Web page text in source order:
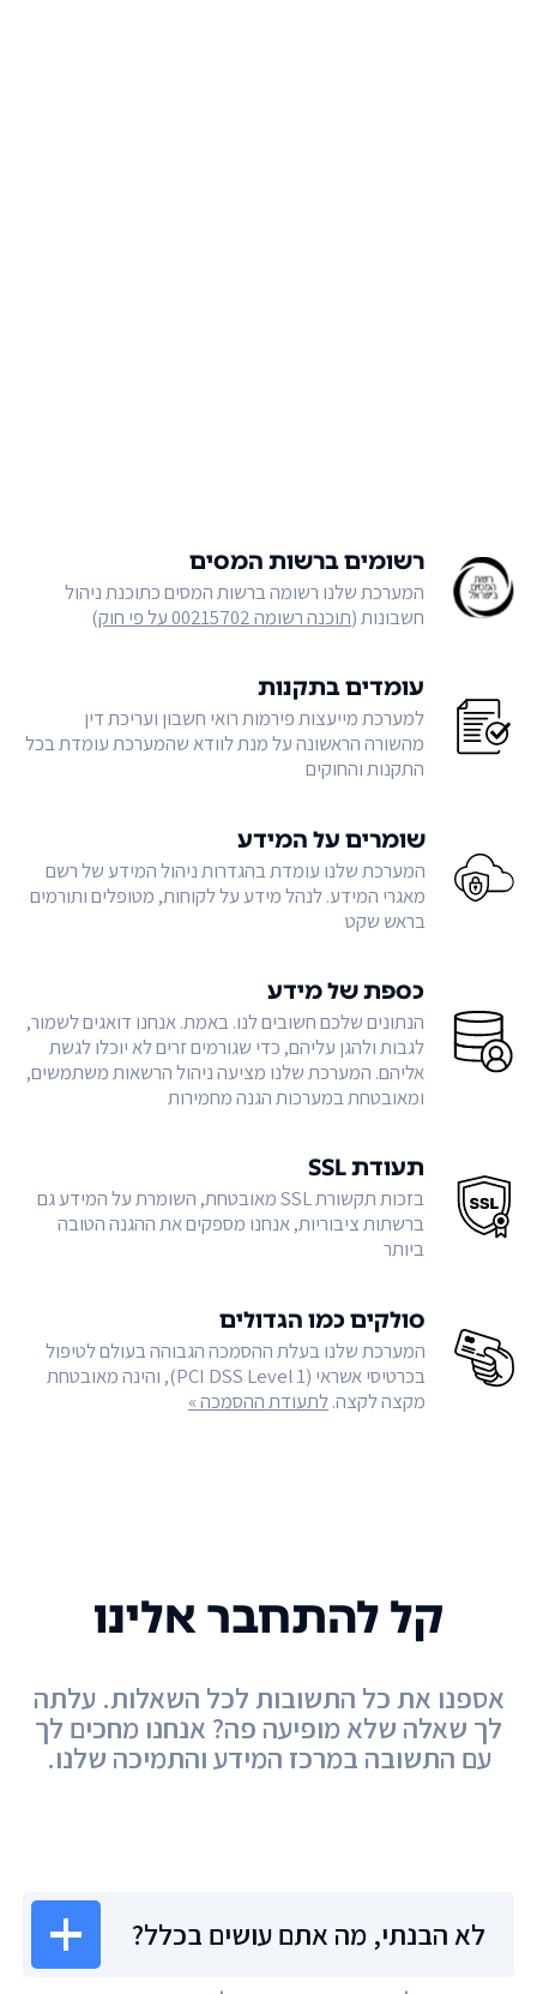
רשומים ברשות המסים
המערכת שלנו רשומה ברשות המסים כתוכנת ניהול
חשבונות (תוכנה רשומה 00215702 על פי חוק )
עומדים בתקנות
למערכת מייעצות פירמות רואי חשבון ועריכת דין
מהשורה הראשונה על מנת לוודא שהמערכת עומדת בכל
התקנות והחוקים
שומרים על המידע
המערכת שלנו עומדת בהגדרות ניהול המידע של רשם
מאגרי המידע. לנהל מידע על לקוחות, מטופלים ותורמים
בראש שקט
כספת של מידע
הנתונים שלכם חשובים לנו. באמת. אנחנו דואגים לשמור,
לגבות ולהגן עליהם, כדי שגורמים זרים לא יוכלו לגשת
אליהם. המערכת שלנו מציעה ניהול הרשאות משתמשים,
ומאובטחת במערכות הגנה מחמירות
תעודת SSL
בזכות תקשורת SSL מאובטחת, השומרת על המידע גם
ברשתות ציבוריות, אנחנו מספקים את ההגנה הטובה
ביותר
סולקים כמו הגדולים
המערכת שלנו בעלת ההסמכה הגבוהה בעולם לטיפול
בכרטיסי אשראי (PCI DSS Level 1), והינה מאובטחת
מקצה לקצה.לתעודת ההסמכה »
לא הבנתי, מה אתם עושים בכלל?
קל להתחבר אלינו
אספנו את כל התשובות לכל השאלות. עלתה
לך שאלה שלא מופיעה פה? אנחנו מחכים לך
עם התשובה במרכז המידע והתמיכה שלנו.